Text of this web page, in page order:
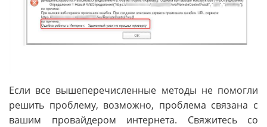
Если все вышеперечисленные методы не помогли
решить проблему, возможно, проблема связана с
вашим провайдером интернета. Свяжитесь со